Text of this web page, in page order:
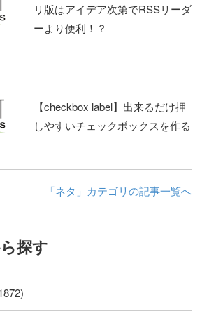
リ版はアイデア次第でRSSリーダ
ーより便利！？
【checkbox label】出来るだけ押
しやすいチェックボックスを作る
「ネタ」カテゴリの記事一覧へ
探す